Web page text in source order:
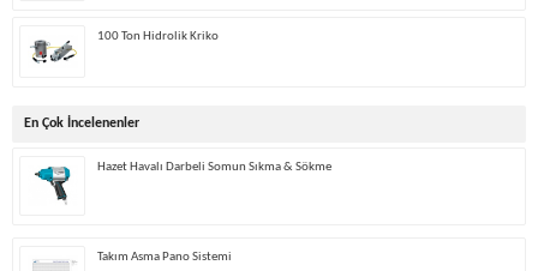
100 Ton Hidrolik Kriko
En Çok İncelenenler
Hazet Havalı Darbeli Somun Sıkma & Sökme
Takım Asma Pano Sistemi